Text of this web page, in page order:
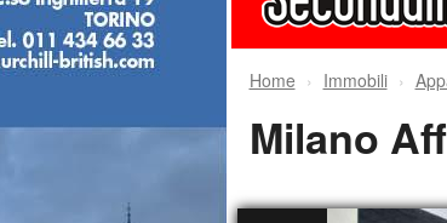
Home Immobili
Milano